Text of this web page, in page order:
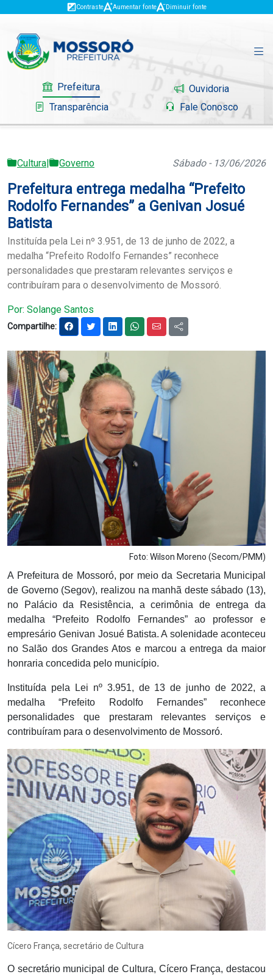
Contraste Aumentar fonte Diminuir fonte
Prefeitura
Ouvidoria
Transparência
Fale Conosco
Governo
Mossoró
Serviços
Portal do Contribuinte
Notícias
Carta de Serviço
Cultura| Governo Sábado - 13/06/2026
Prefeitura entrega medalha “Prefeito
Rodolfo Fernandes” a Genivan Josué
Batista
Instituída pela Lei nº 3.951, de 13 de junho de 2022, a
medalha “Prefeito Rodolfo Fernandes” reconhece
personalidades que prestaram relevantes serviços e
contribuíram para o desenvolvimento de Mossoró.
Por: Solange Santos
Compartilhe:
Foto: Wilson Moreno (Secom/PMM)
A Prefeitura de Mossoró, por meio da Secretaria Municipal
de Governo (Segov), realizou na manhã deste sábado (13),
no Palácio da Resistência, a cerimônia de entrega da
medalha “Prefeito Rodolfo Fernandes” ao professor e
empresário Genivan Josué Batista. A solenidade aconteceu
no Salão dos Grandes Atos e marcou a entrega da maior
honraria concedida pelo município.
Instituída pela Lei nº 3.951, de 13 de junho de 2022, a
medalha “Prefeito Rodolfo Fernandes” reconhece
personalidades que prestaram relevantes serviços e
contribuíram para o desenvolvimento de Mossoró.
Cícero França, secretário de Cultura
O secretário municipal de Cultura, Cícero França, destacou